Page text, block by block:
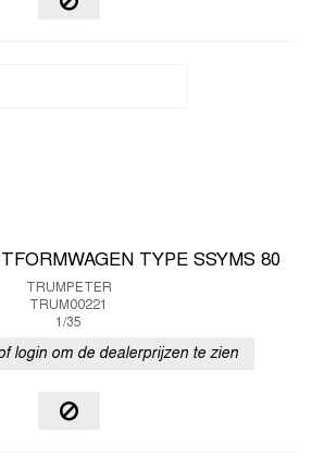
TYPE SSYMS 80
TRUMPETER
TRUM00221
1/35
login om de dealerprijzen te zien